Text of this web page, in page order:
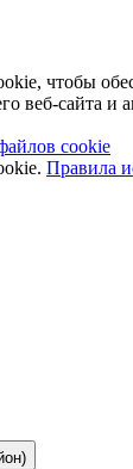
чтобы
веб-сайта и
cookie
Правила